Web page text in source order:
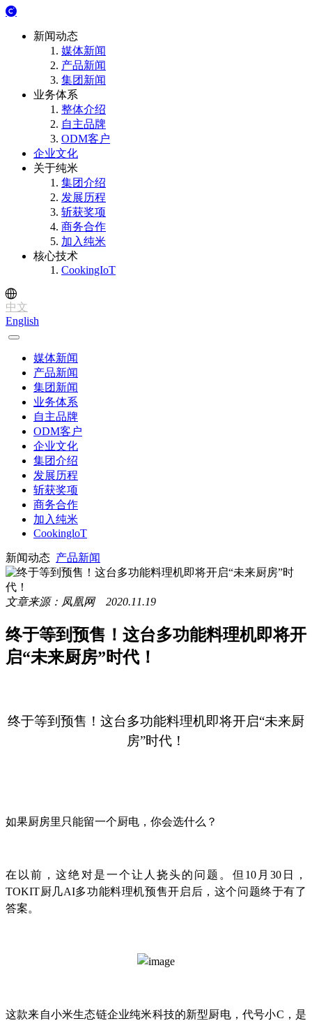
新闻动态
媒体新闻
产品新闻
集团新闻
业务体系
整体介绍
自主品牌
ODM客户
企业文化
关于纯米
集团介绍
发展历程
斩获奖项
商务合作
加入纯米
核心技术
CookingIoT
中文
English
媒体新闻
产品新闻
集团新闻
业务体系
自主品牌
ODM客户
企业文化
集团介绍
发展历程
斩获奖项
商务合作
加入纯米
CookingloT
新闻动态 产品新闻
文章来源：凤凰网 2020.11.19
终于等到预售！这台多功能料理机即将开
启“未来厨房”时代！
终于等到预售！这台多功能料理机即将开启“未来厨
房”时代！
如果厨房里只能留一个厨电，你会选什么？
在以前，这绝对是一个让人挠头的问题。但10月30日，
TOKIT厨几AI多功能料理机预售开启后，这个问题终于有了
答案。
这款来自小米生态链企业纯米科技的新型厨电，代号小C，是